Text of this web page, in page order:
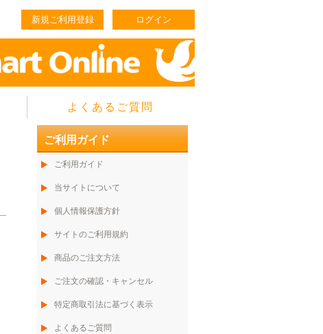
新規ご利用登録 ログイン
よくあるご質問
ご利用ガイド
ご利用ガイド
当サイトについて
個人情報保護方針
サイトのご利用規約
商品のご注文方法
ご注文の確認・キャンセル
特定商取引法に基づく表示
よくあるご質問